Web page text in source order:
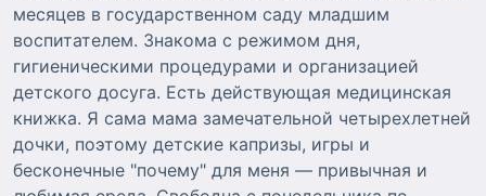
месяцев в государственном саду младшим
воспитателем. Знакома с режимом дня,
гигиеническими процедурами и организацией
детского досуга. Есть действующая медицинская
книжка. Я сама мама замечательной четырехлетней
дочки, поэтому детские капризы, игры и
бесконечные "почему" для меня — привычная и